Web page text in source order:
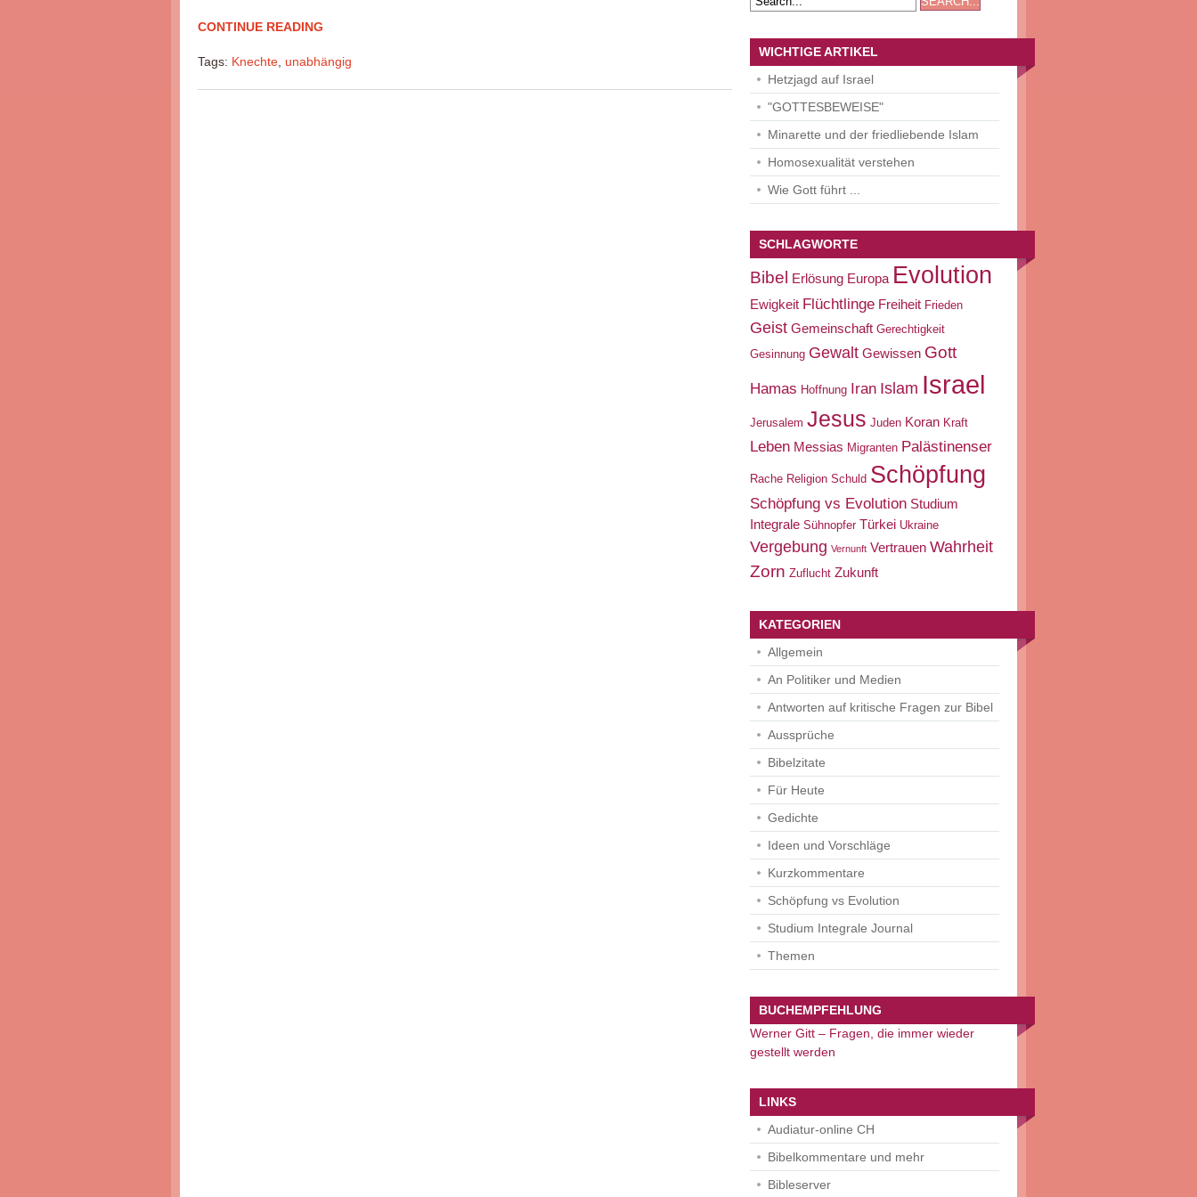
CONTINUE READING
Tags: Knechte unabhängig
WICHTIGE ARTIKEL
Hetzjagd auf Israel
"GOTTESBEWEISE"
Minarette und der friedliebende Islam
Homosexualität verstehen
Wie Gott führt ...
SCHLAGWORTE
Bibel Erlösung Europa Evolution
Ewigkeit Flüchtlinge Freiheit Frieden
Geist Gemeinschaft Gerechtigkeit
Gesinnung Gewalt Gewissen Gott
Hamas Hoffnung Iran Islam Israel
Jerusalem Jesus Juden Koran Kraft
Leben Messias Migranten Palästinenser
Rache Religion Schuld Schöpfung
Schöpfung vs Evolution Studium
Integrale Sühnopfer Türkei Ukraine
Vergebung Vernunft Vertrauen Wahrheit
Zorn Zuflucht Zukunft
KATEGORIEN
Allgemein
An Politiker und Medien
Antworten auf kritische Fragen zur Bibel
Aussprüche
Bibelzitate
Für Heute
Gedichte
Ideen und Vorschläge
Kurzkommentare
Schöpfung vs Evolution
Studium Integrale Journal
Themen
BUCHEMPFEHLUNG
Werner Gitt – Fragen, die immer wieder
gestellt werden
LINKS
Audiatur-online CH
Bibelkommentare und mehr
Bibleserver